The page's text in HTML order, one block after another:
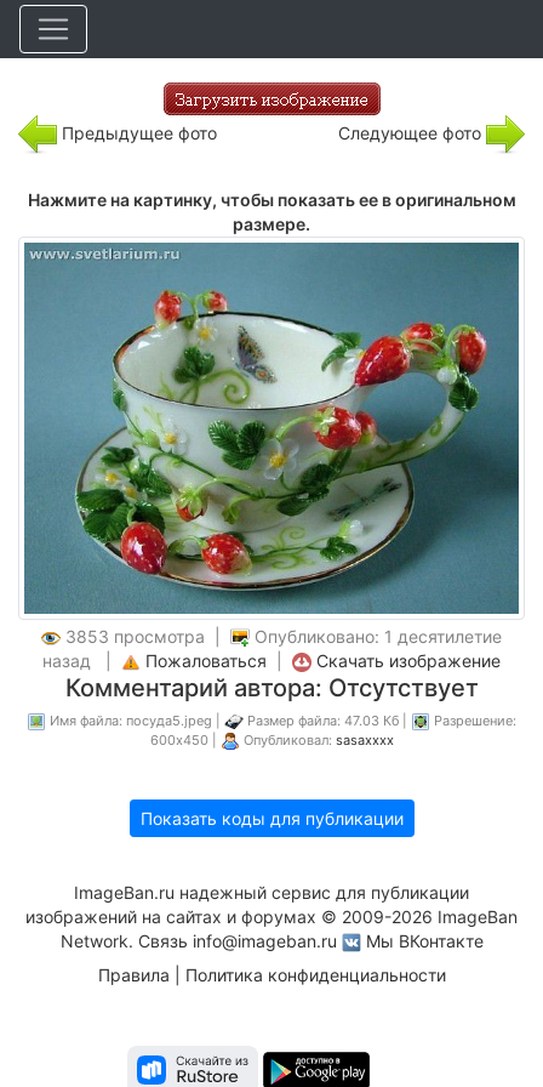
Предыдущее фото Следующее фото
Нажмите на картинку, чтобы показать ее в оригинальном
размере.
3853 просмотра |
Опубликовано: 1 десятилетие
назад |
Пожаловаться Скачать изображение
Комментарий автора: Отсутствует
Имя файла: посуда5.jpeg | Размер файла: 47.03 Кб |
Разрешение:
600x450 |
Опубликовал: sasaxxxx
Показать коды для публикации
ImageBan.ru надежный сервис для публикации
изображений на сайтах и форумах © 2009-2026 ImageBan
Network. Связь info@imageban.ru
Мы ВКонтакте
Правила
Политика конфиденциальности